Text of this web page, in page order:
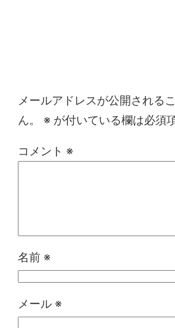
メールアドレスが公開される
ん。
※ が付いている欄は必須
コメント ※
名前 ※
メール ※